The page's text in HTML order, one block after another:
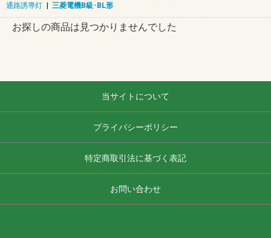
通路誘導灯 | 三菱電機B級･BL形
お探しの商品は見つかりませんでした
当サイトについて
プライバシーポリシー
特定商取引法に基づく表記
お問い合わせ